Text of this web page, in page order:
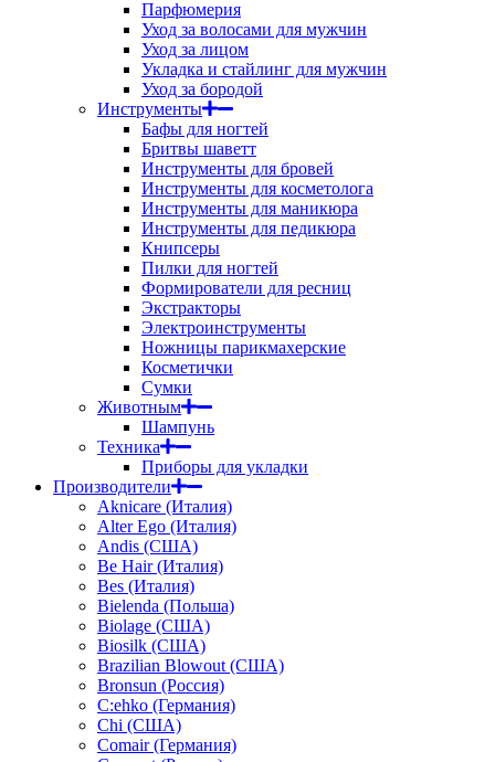
Парфюмерия
Уход за волосами для мужчин
Уход за лицом
Укладка и стайлинг для мужчин
Уход за бородой
Инструменты
Бафы для ногтей
Бритвы шаветт
Инструменты для бровей
Инструменты для косметолога
Инструменты для маникюра
Инструменты для педикюра
Книпсеры
Пилки для ногтей
Формирователи для ресниц
Экстракторы
Электроинструменты
Ножницы парикмахерские
Косметички
Сумки
Животным
Шампунь
Техника
Приборы для укладки
Производители
Aknicare (Италия)
Alter Ego (Италия)
Andis (США)
Be Hair (Италия)
Bes (Италия)
Bielenda (Польша)
Biolage (США)
Biosilk (США)
Brazilian Blowout (США)
Bronsun (Россия)
C:ehko (Германия)
Chi (США)
Comair (Германия)